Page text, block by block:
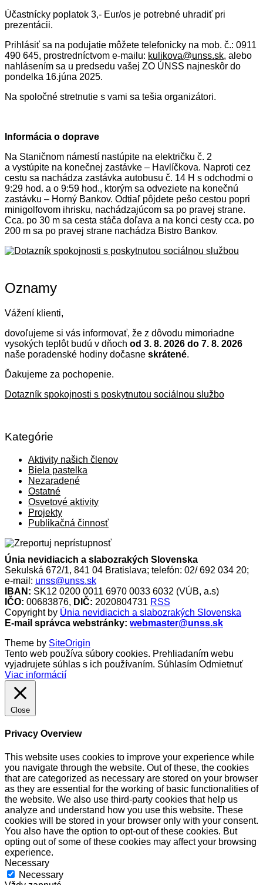
Účastnícky poplatok 3,- Eur/os je potrebné uhradiť pri
prezentácii.
Prihlásiť sa na podujatie môžete telefonicky na mob. č.: 0911
490 645, prostredníctvom e-mailu: kulikova@unss.sk, alebo
nahlásením sa u predsedu vašej ZO ÚNSS najneskôr do
pondelka 16.júna 2025.
Na spoločné stretnutie s vami sa tešia organizátori.
Informácia o doprave
Na Staničnom námestí nastúpite na električku č. 2
a vystúpite na konečnej zastávke – Havlíčkova. Naproti cez
cestu sa nachádza zastávka autobusu č. 14 H s odchodmi o
9:29 hod. a o 9:59 hod., ktorým sa odveziete na konečnú
zastávku – Horný Bankov. Odtiaľ pôjdete pešo cestou popri
minigolfovom ihrisku, nachádzajúcom sa po pravej strane.
Cca. po 30 m sa cesta stáča doľava a na konci cesty cca. po
200 m sa po pravej strane nachádza Bistro Bankov.
Oznamy
Vážení klienti,
dovoľujeme si vás informovať, že z dôvodu mimoriadne
vysokých teplôt budú v dňoch od 3. 8. 2026 do 7. 8. 2026
naše poradenské hodiny dočasne skrátené.
Ďakujeme za pochopenie.
Dotazník spokojnosti s poskytnutou sociálnou službo
Kategórie
Aktivity našich členov
Biela pastelka
Nezaradené
Ostatné
Osvetové aktivity
Projekty
Publikačná činnosť
Únia nevidiacich a slabozrakých Slovenska
Sekulská 672/1, 841 04 Bratislava; telefón: 02/ 692 034 20;
e-mail: unss@unss.sk
IBAN: SK12 0200 0011 6970 0033 6032 (VÚB, a.s)
IČO: 00683876, DIČ: 2020804731 RSS
Copyright by Únia nevidiacich a slabozrakých Slovenska
E-mail správca webstránky: webmaster@unss.sk
Theme by SiteOrigin
Tento web používa súbory cookies. Prehliadaním webu
vyjadrujete súhlas s ich používaním. Súhlasím Odmietnuť
Viac informácií
Close
Privacy Overview
This website uses cookies to improve your experience while
you navigate through the website. Out of these, the cookies
that are categorized as necessary are stored on your browser
as they are essential for the working of basic functionalities of
the website. We also use third-party cookies that help us
analyze and understand how you use this website. These
cookies will be stored in your browser only with your consent.
You also have the option to opt-out of these cookies. But
opting out of some of these cookies may affect your browsing
experience.
Necessary
Necessary